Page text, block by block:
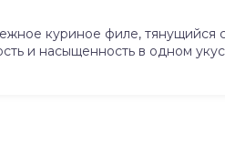
куриное филе, тянущийся
и насыщенность в одном